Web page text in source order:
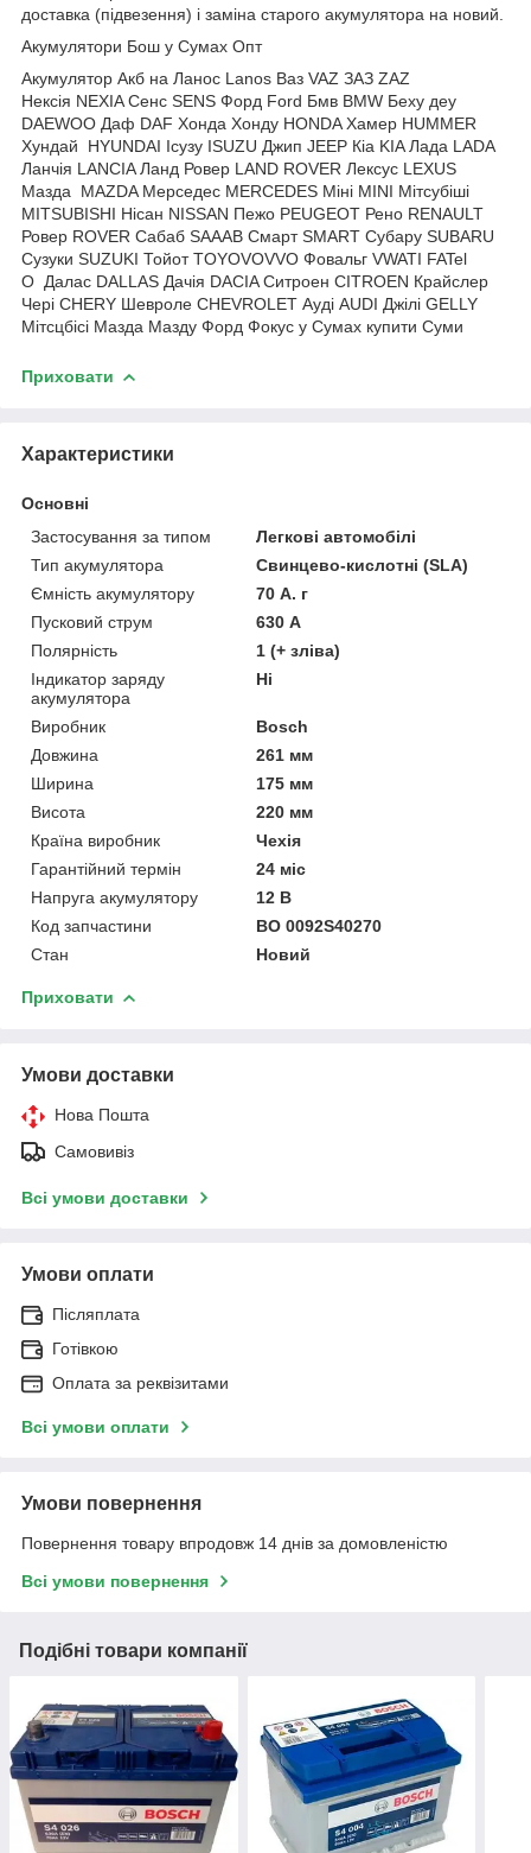
доставка (підвезення) і заміна старого акумулятора на новий.
Акумулятори Бош у Сумах Опт
Акумулятор Акб на Ланос Lanos Ваз VAZ ЗАЗ ZAZ
Нексія NEXIA Сенс SENS Форд Ford Бмв BMW Беху деу
DAEWOO Даф DAF Хонда Хонду HONDA Хамер HUMMER
Хундай HYUNDAI Ісузу ISUZU Джип JEEP Кіа KIA Лада LADA
Ланчія LANCIA Ланд Ровер LAND ROVER Лексус LEXUS
Мазда MAZDA Мерседес MERCEDES Міні MINI Мітсубіші
MITSUBISHI Нісан NISSAN Пежо PEUGEOT Рено RENAULT
Ровер ROVER Сабаб SAAAB Смарт SMART Субару SUBARU
Сузуки SUZUKI Тойот TOYOVOVVO Фовальг VWATI FATel
O Далас DALLAS Дачія DACIA Ситроен CITROEN Крайслер
Чері CHERY Шевроле CHEVROLET Ауді AUDI Джілі GELLY
Мітсцбісі Мазда Мазду Форд Фокус у Сумах купити Суми
Приховати
Характеристики
Основні
Застосування за типом
Легкові автомобілі
Тип акумулятора
Свинцево-кислотні (SLA)
Ємність акумулятору
70 А. г
Пусковий струм
630 А
Полярність
1 (+ зліва)
Індикатор заряду
акумулятора
Ні
Виробник
Bosch
Довжина
261 мм
Ширина
175 мм
Висота
220 мм
Країна виробник
Чехія
Гарантійний термін
24 міс
Напруга акумулятору
12 В
Код запчастини
BO 0092S40270
Стан
Новий
Приховати
Умови доставки
Нова Пошта
Самовивіз
Всі умови доставки
Умови оплати
Післяплата
Готівкою
Оплата за реквізитами
Всі умови оплати
Умови повернення
Повернення товару впродовж 14 днів за домовленістю
Всі умови повернення
Подібні товари компанії